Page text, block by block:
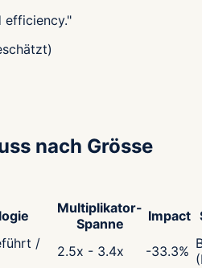
efficiency."
nach Grösse
Multiplikator-
Spanne
Impact
/
2.5x - 3.4x -33.3%